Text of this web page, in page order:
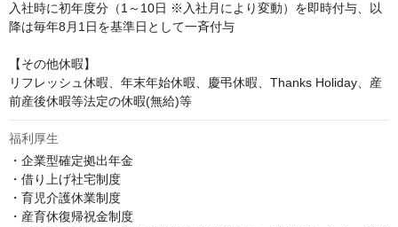
入社時に初年度分（1～10日 ※入社月により変動）を即時付与、以
降は毎年8月1日を基準日として一斉付与
【その他休暇】
リフレッシュ休暇、年末年始休暇、慶弔休暇、Thanks Holiday、産
前産後休暇等法定の休暇(無給)等
福利厚生
・企業型確定拠出年金
・借り上げ社宅制度
・育児介護休業制度
・産育休復帰祝金制度